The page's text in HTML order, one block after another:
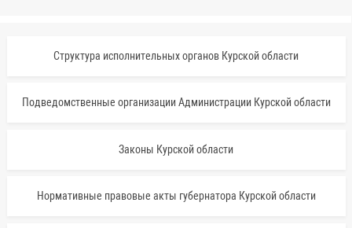
Структура исполнительных органов Курской области
Подведомственные организации Администрации Курской области
Законы Курской области
Нормативные правовые акты губернатора Курской области